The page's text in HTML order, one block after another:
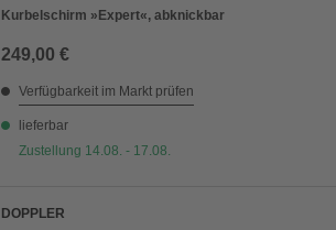
Kurbelschirm »Expert«, abknickbar
249,00 €
Verfügbarkeit im Markt prüfen
lieferbar
Zustellung 14.08. - 17.08.
DOPPLER